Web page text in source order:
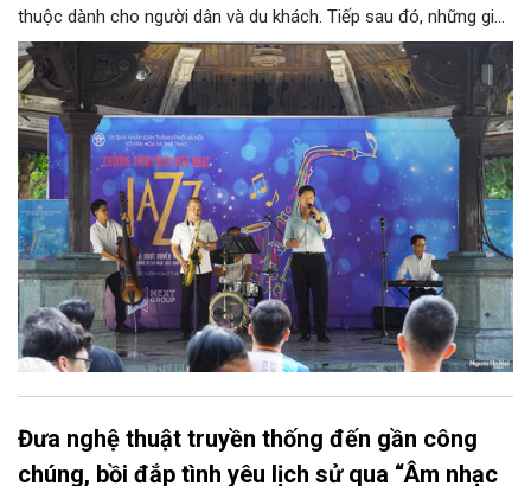
thuộc dành cho người dân và du khách. Tiếp sau đó, những giai
điệu jazz kinh điển của thế giới lần lượt cất lên qua phần biểu
diễn của NSƯT Quyền Văn Minh và các nghệ sĩ Bình Minh Jazz
Club, mở ra một không gian âm nhạc giàu cảm xúc ngay giữa
trung tâm Thủ đô.
Đưa nghệ thuật truyền thống đến gần công
chúng, bồi đắp tình yêu lịch sử qua “Âm nhạc